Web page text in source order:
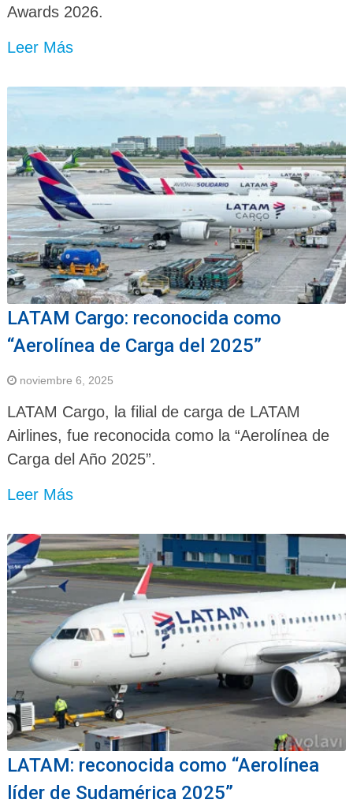
Awards 2026.
Leer Más
LATAM Cargo: reconocida como
“Aerolínea de Carga del 2025”
noviembre 6, 2025
LATAM Cargo, la filial de carga de LATAM
Airlines, fue reconocida como la “Aerolínea de
Carga del Año 2025”.
Leer Más
LATAM: reconocida como “Aerolínea
líder de Sudamérica 2025”